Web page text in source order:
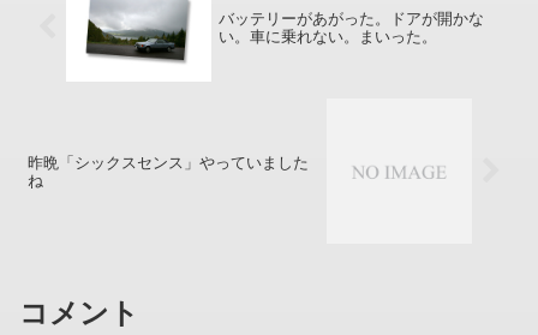
バッテリーがあがった。ドアが開かな
い。車に乗れない。まいった。
昨晩「シックスセンス」やっていました
ね
コメント